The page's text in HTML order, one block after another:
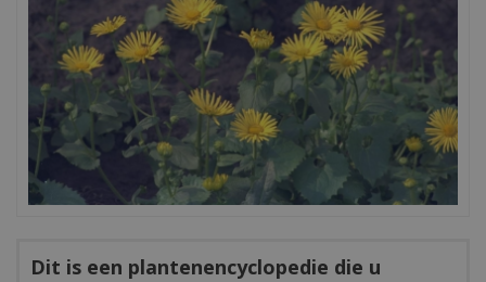
Dit is een plantenencyclopedie die u